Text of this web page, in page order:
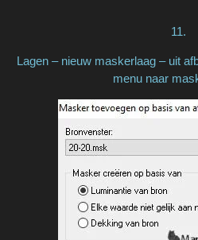
11.
Lagen – nieuw maskerlaag – uit
menu naar